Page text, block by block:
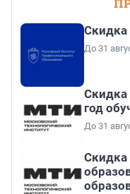
Скидка
До 31
Скидка
год
До 31
Скидка